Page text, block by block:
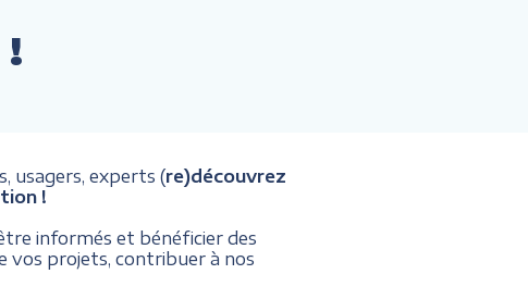
!
usagers, experts (re)découvrez
!
informés et bénéficier des
vos projets, contribuer à nos